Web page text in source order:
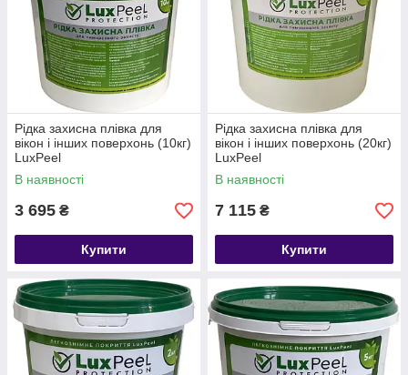
Рідка захисна плівка для
вікон і інших поверхонь (10кг)
LuxPeel
В наявності
3 695 ₴
Купити
Рідка захисна плівка для
вікон і інших поверхонь (20кг)
LuxPeel
В наявності
7 115 ₴
Купити